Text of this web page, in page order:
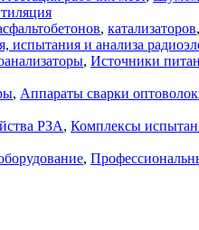
, катализаторов,
испытания и анализа
, Источники
, Аппараты сварки
РЗА, Комплексы
,